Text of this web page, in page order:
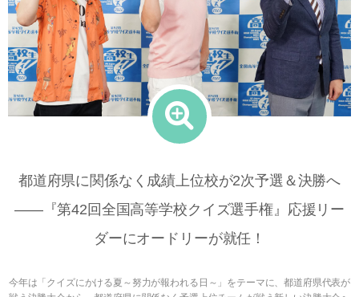
都道府県に関係なく成績上位校が2次予選＆決勝へ
――『第42回全国高等学校クイズ選手権』応援リー
ダーにオードリーが就任！
今年は「クイズにかける夏～努力が報われる日～」をテーマに、都道府県代表が